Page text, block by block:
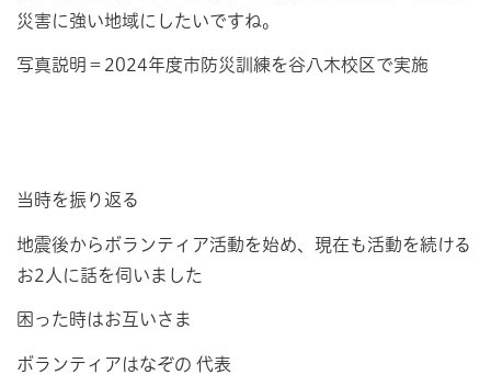
災害に強い地域にしたいですね。
写真説明＝2024年度市防災訓練を谷八木校区で実施
当時を振り返る
地震後からボランティア活動を始め、現在も活動を続ける
お2人に話を伺いました
困った時はお互いさま
ボランティアはなぞの 代表